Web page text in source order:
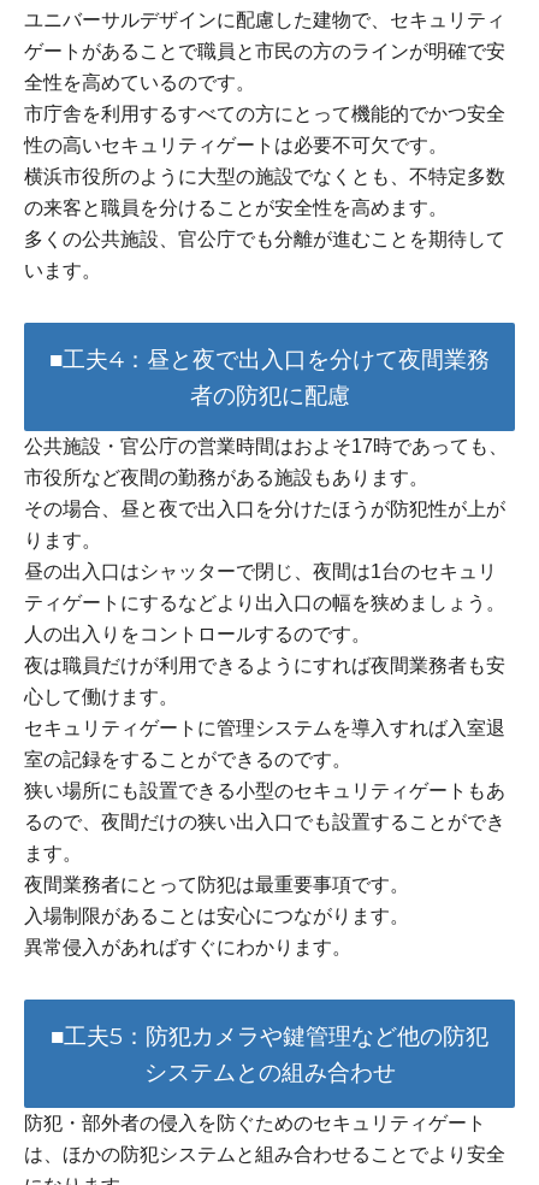
ユニバーサルデザインに配慮した建物で、セキュリティ
ゲートがあることで職員と市民の方のラインが明確で安
全性を高めているのです。
市庁舎を利用するすべての方にとって機能的でかつ安全
性の高いセキュリティゲートは必要不可欠です。
横浜市役所のように大型の施設でなくとも、不特定多数
の来客と職員を分けることが安全性を高めます。
多くの公共施設、官公庁でも分離が進むことを期待して
います。
■工夫4：昼と夜で出入口を分けて夜間業務
者の防犯に配慮
公共施設・官公庁の営業時間はおよそ17時であっても、
市役所など夜間の勤務がある施設もあります。
その場合、昼と夜で出入口を分けたほうが防犯性が上が
ります。
昼の出入口はシャッターで閉じ、夜間は1台のセキュリ
ティゲートにするなどより出入口の幅を狭めましょう。
人の出入りをコントロールするのです。
夜は職員だけが利用できるようにすれば夜間業務者も安
心して働けます。
セキュリティゲートに管理システムを導入すれば入室退
室の記録をすることができるのです。
狭い場所にも設置できる小型のセキュリティゲートもあ
るので、夜間だけの狭い出入口でも設置することができ
ます。
夜間業務者にとって防犯は最重要事項です。
入場制限があることは安心につながります。
異常侵入があればすぐにわかります。
■工夫5：防犯カメラや鍵管理など他の防犯
システムとの組み合わせ
防犯・部外者の侵入を防ぐためのセキュリティゲート
は、ほかの防犯システムと組み合わせることでより安全